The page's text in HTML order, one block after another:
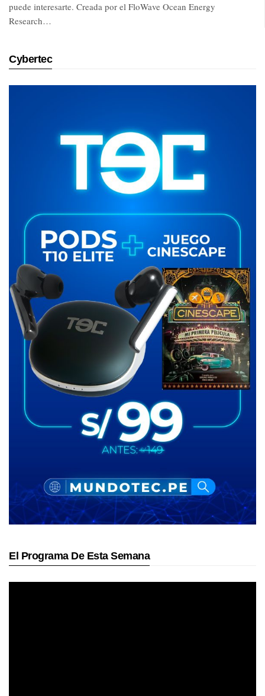
puede interesarte. Creada por el FloWave Ocean Energy
Research…
Cybertec
El Programa De Esta Semana